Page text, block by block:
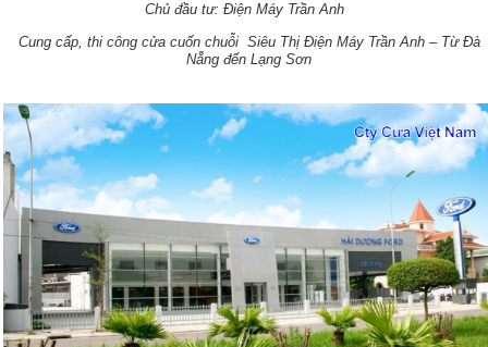
Chủ đầu tư: Điện Máy Trần Anh
Cung cấp, thi công cửa cuốn chuỗi Siêu Thị Điện Máy Trần Anh – Từ Đà
Nẵng đến Lạng Sơn